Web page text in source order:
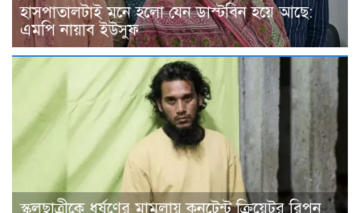
হাসপাতালটাই মনে হলো যেন ডাস্টবিন হয়ে আছে:
এমপি নায়াব ইউসুফ
স্কুলছাত্রীকে ধর্ষণের মামলায় কনটেন্ট ক্রিয়েটর রিপন